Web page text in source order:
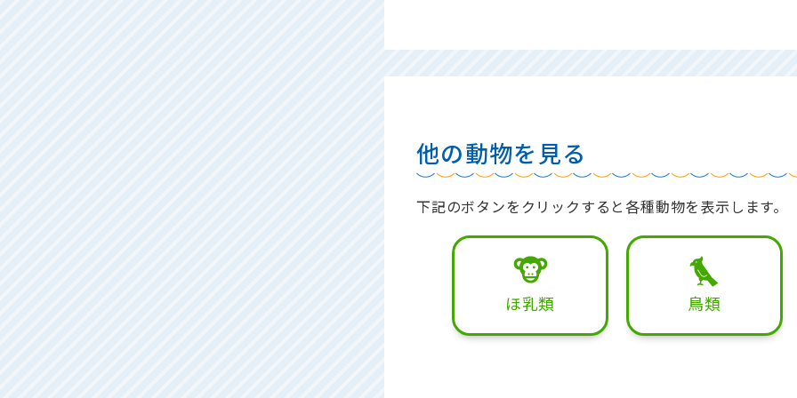
他の動物を見る
下記のボタンをクリックすると各種動物を表示します。
ほ乳類 鳥類